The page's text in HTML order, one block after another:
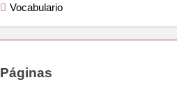
Vocabulario
Páginas